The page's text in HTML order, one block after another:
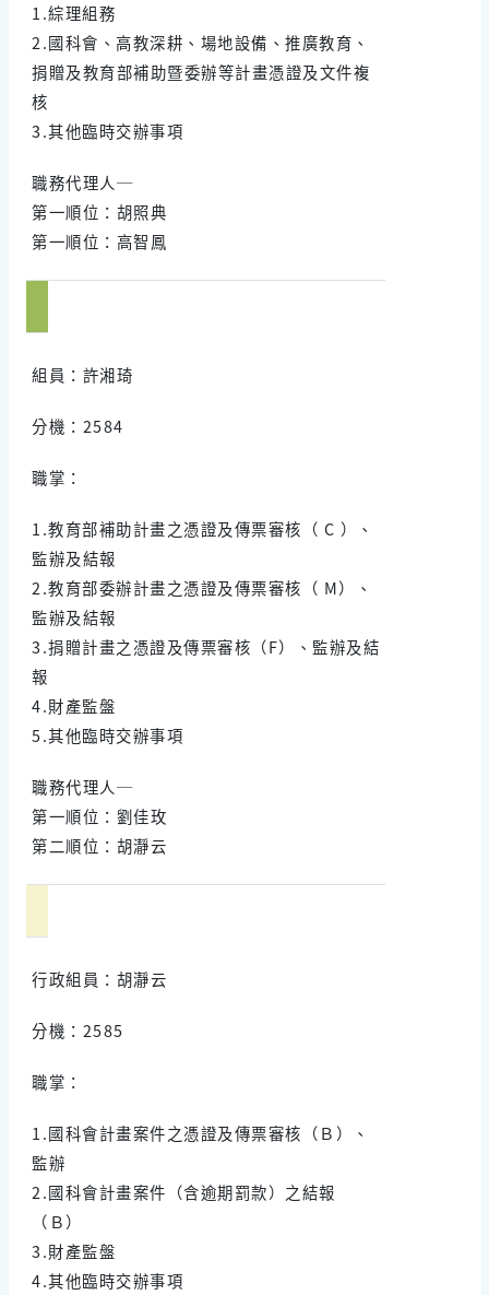
1.綜理組務
2.國科會、高教深耕、場地設備、推廣教育、
捐贈及教育部補助暨委辦等計畫憑證及文件複
核
3.其他臨時交辦事項
職務代理人─
第一順位：胡照典
第一順位：高智鳳
組員：許湘琦
分機：2584
職掌：
1.教育部補助計畫之憑證及傳票審核（ C ）、
監辦及結報
2.教育部委辦計畫之憑證及傳票審核（ M）、
監辦及結報
3.捐贈計畫之憑證及傳票審核（F）、監辦及結
報
4.財產監盤
5.其他臨時交辦事項
職務代理人─
第一順位：劉佳玫
第二順位：胡瀞云
行政組員：胡瀞云
分機：2585
職掌：
1.國科會計畫案件之憑證及傳票審核（Ｂ）、
監辦
2.國科會計畫案件（含逾期罰款）之結報
（Ｂ）
3.財產監盤
4.其他臨時交辦事項